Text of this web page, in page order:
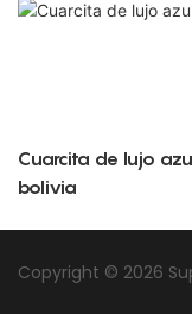
Cuarcita de lujo
bolivia
Copyright © 2026